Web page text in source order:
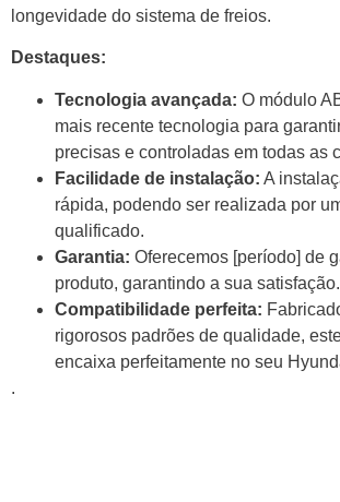
longevidade do sistema de freios.
Destaques:
Tecnologia avançada: O módulo
mais recente tecnologia para
precisas e controladas em todas as
Facilidade de instalação: A
rápida, podendo ser realizada por
qualificado.
Garantia: Oferecemos [período] de
produto, garantindo a sua satisfação.
Compatibilidade perfeita:
rigorosos padrões de qualidade,
encaixa perfeitamente no seu
.